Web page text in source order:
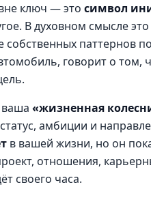
ключ — это символ
В духовном смысле это
паттернов
говорит о том,
«жизненная
амбиции и
в вашей жизни, но он
отношения,
своего часа.